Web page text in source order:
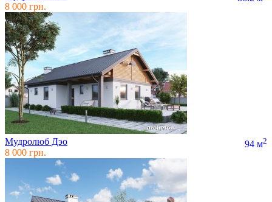
8 000 грн.
Мудролюб Дэо 94 м2
8 000 грн.